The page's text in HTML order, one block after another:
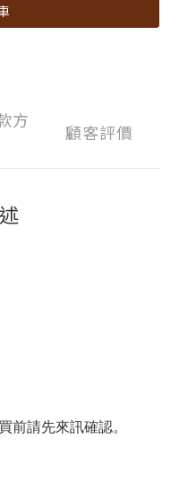
方
顧客評價
前請先來訊確認。